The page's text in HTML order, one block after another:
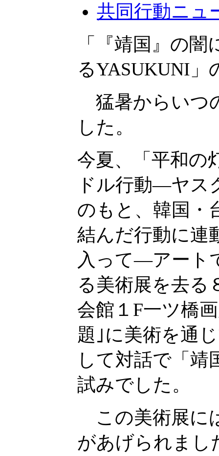
共同行動ニュ
「『靖国』の
るYASUKUNI」
猛暑からいつ
した。
今夏、「平和
ドル行動―ヤス
のもと、韓国・
結んだ行動に連
入って―アート
る美術展を去る
会館１F一ツ橋
題｣に美術を通
して対話で「靖
試みでした。
この美術展に
があげられまし